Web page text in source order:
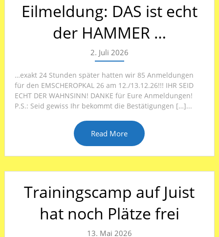
Eilmeldung: DAS ist echt
der HAMMER …
2. Juli 2026
…exakt 24 Stunden später hatten wir 85 Anmeldungen
für den EMSCHEROPKAL 26 am 12./13.12.26!!! IHR SEID
ECHT DER WAHNSINN! DANKE für Eure Anmeldungen!
P.S.: Seid gewiss Ihr bekommt die Bestätigungen […]...
Read More
Trainingscamp auf Juist
hat noch Plätze frei
13. Mai 2026